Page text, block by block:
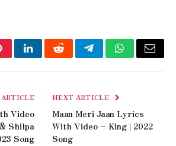
LinkedInRedditTelegramWhatsApp
Email
Video
Shilpa
Song
NEXT ARTICLE
Maan Meri Jaan Lyrics
With Video – King | 2022
Song